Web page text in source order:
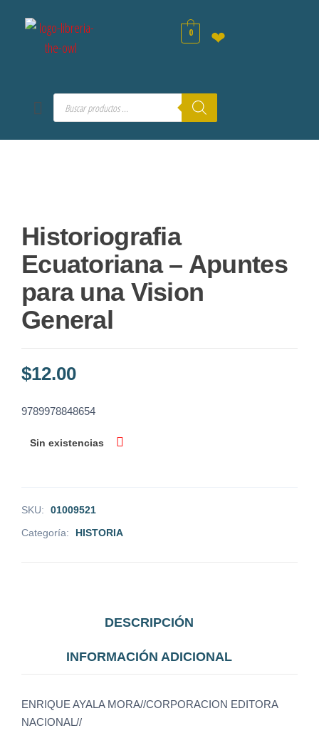
0 ❤
Historiografia
Ecuatoriana – Apuntes
para una Vision
General
$12.00
9789978848654
Sin existencias
SKU:
01009521
Categoría:
HISTORIA
DESCRIPCIÓN
INFORMACIÓN ADICIONAL
ENRIQUE AYALA MORA//CORPORACION EDITORA
NACIONAL//